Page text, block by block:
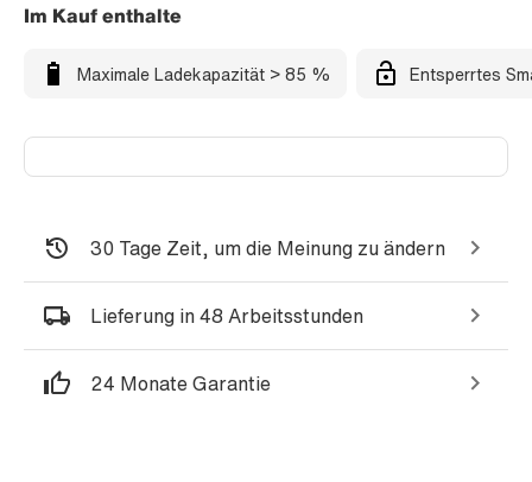
Im Kauf enthalte
Maximale Ladekapazität > 85 % Entsperrtes
30 Tage Zeit, um die Meinung zu ändern
Lieferung in 48 Arbeitsstunden
24 Monate Garantie